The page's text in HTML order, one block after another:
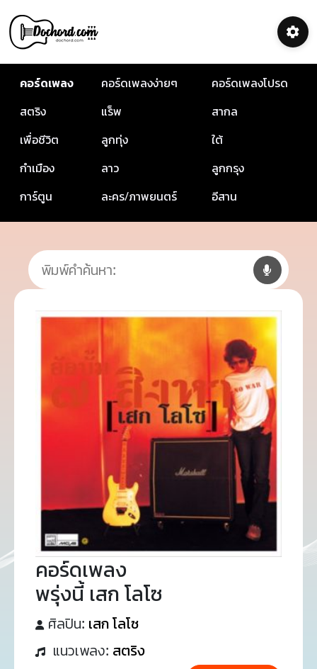
คอร์ดเพลง คอร์ดเพลงง่ายๆ
คอร์ดเพลงโปรด
สตริง
แร็พ
สากล
เพื่อชีวิต
ลูกทุ่ง
ใต้
กำเมือง
ลาว
ลูกกรุง
การ์ตูน
ละคร/ภาพยนตร์ อีสาน
คอร์ดเพลง
พรุ่งนี้ เสก โลโซ
ศิลปิน: เสก โลโซ
แนวเพลง: สตริง